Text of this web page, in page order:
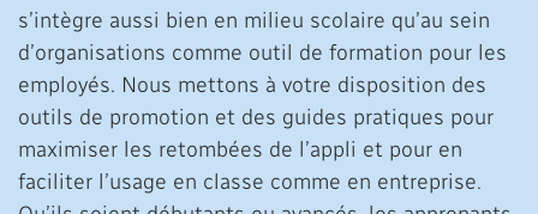
s’intègre aussi bien en milieu scolaire qu’au sein
d’organisations comme outil de formation pour les
employés. Nous mettons à votre disposition des
outils de promotion et des guides pratiques pour
maximiser les retombées de l’appli et pour en
faciliter l’usage en classe comme en entreprise.